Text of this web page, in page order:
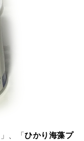
」、「ひかり海藻プ